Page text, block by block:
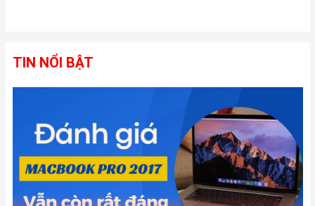
Macbook Air 2020 Core i Có Bao Nhiêu Màu?
Tương tự như phiên bản 2019, Macbook Air 2020 Core i cũng
được Apple mang đến với ba tùy chọn màu sắc quen thuộc và
trang nhã: Xám Không Gian (Space Gray), Bạc (Silver), Vàng
Xám Không Gian (Space Gray) là sự lựa chọn hàng đầu cho
những ai yêu thích vẻ đẹp lịch lãm, hiện đại và chuyên nghiệp.
TIN NỔI BẬT